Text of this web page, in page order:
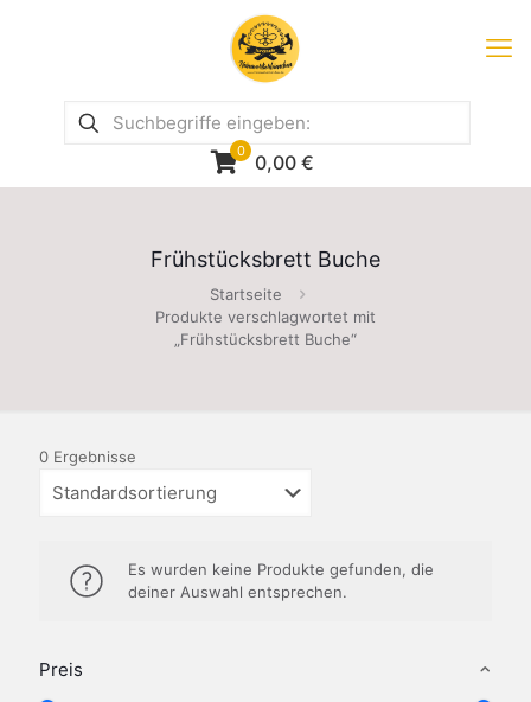
0 0,00 €
Frühstücksbrett Buche
Startseite
Produkte verschlagwortet mit
„Frühstücksbrett Buche“
Preis
0 Ergebnisse
Es wurden keine Produkte gefunden, die
deiner Auswahl entsprechen.